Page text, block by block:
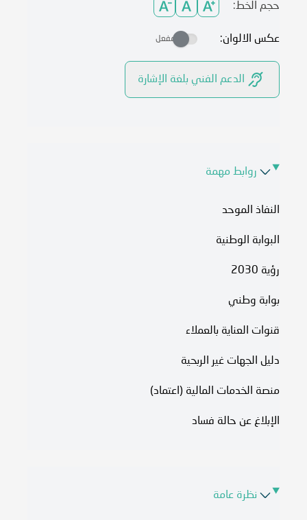
حجم الخط:
عكس الالوان: مفعل
الدعم الفني بلغة الإشارة
روابط مهمة
النفاذ الموحد
البوابة الوطنية
رؤية 2030
بوابة وطني
قنوات العناية بالعملاء
دليل الجهات غير الربحية
منصة الخدمات المالية (اعتماد)
الإبلاغ عن حالة فساد
نظرة عامة